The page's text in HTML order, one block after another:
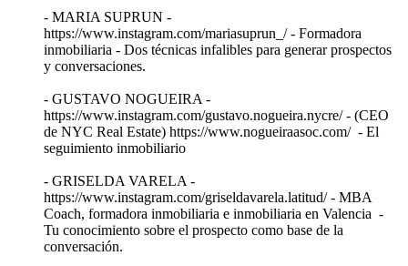
- ⁠⁠⁠⁠⁠MARIA SUPRUN⁠⁠⁠⁠⁠ -
https://www.instagram.com/mariasuprun_/ - Formadora
inmobiliaria - Dos técnicas infalibles para generar prospectos
y conversaciones.
- ⁠GUSTAVO NOGUEIRA⁠ -
⁠https://www.instagram.com/gustavo.nogueira.nycre/⁠ - (CEO
de NYC Real Estate) ⁠https://www.nogueiraasoc.com/⁠ - El
seguimiento inmobiliario
- ⁠⁠⁠⁠⁠GRISELDA VARELA -
https://www.instagram.com/griseldavarela.latitud/ - MBA
Coach, formadora inmobiliaria e inmobiliaria en Valencia -
Tu conocimiento sobre el prospecto como base de la
conversación.